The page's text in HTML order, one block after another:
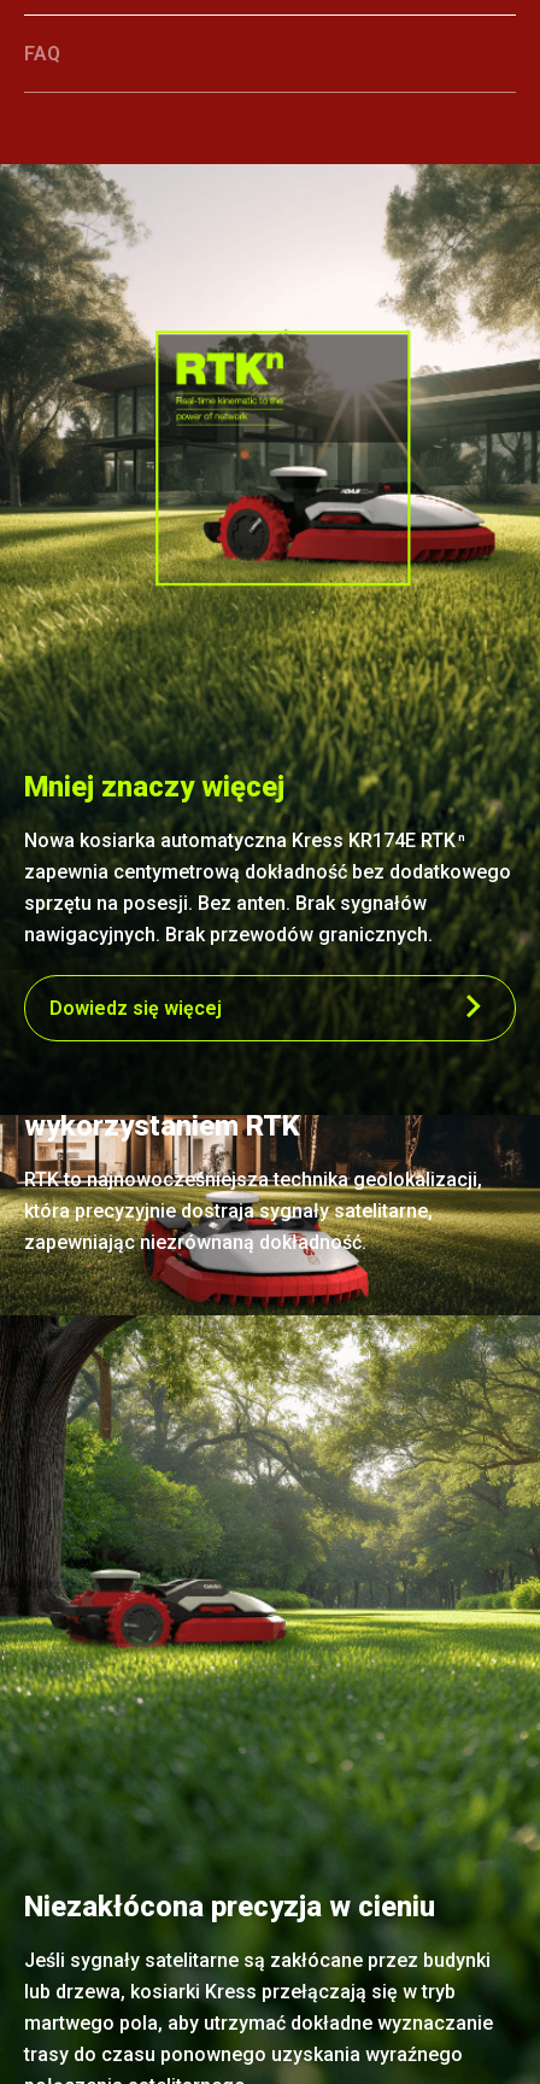
FAQ
Mniej znaczy więcej
Nowa kosiarka automatyczna Kress KR174E RTK n
zapewnia centymetrową dokładność bez dodatkowego
sprzętu na posesji. Bez anten. Brak sygnałów
nawigacyjnych. Brak przewodów granicznych.
Dowiedz się więcej
Precyzyjne koszenie z
wykorzystaniem RTK
RTK to najnowocześniejsza technika geolokalizacji,
która precyzyjnie dostraja sygnały satelitarne,
zapewniając niezrównaną dokładność.
Niezakłócona precyzja w cieniu
Jeśli sygnały satelitarne są zakłócane przez budynki
lub drzewa, kosiarki Kress przełączają się w tryb
martwego pola, aby utrzymać dokładne wyznaczanie
trasy do czasu ponownego uzyskania wyraźnego